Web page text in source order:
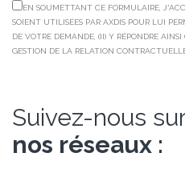
EN SOUMETTANT CE FORMULAIRE,
SOIENT UTILISÉES PAR AXDIS POUR LUI
DE VOTRE DEMANDE, (II) Y RÉPONDRE
GESTION DE LA RELATION
Suivez-nous
nos réseaux :